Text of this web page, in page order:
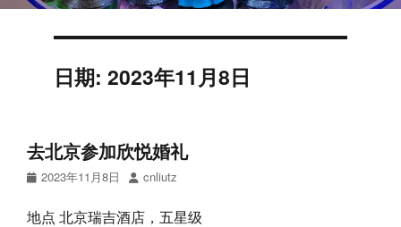
日期: 2023年11月8日
去北京参加欣悦婚礼
Posted
2023年11月8日 Authorcnliutz
地点 北京瑞吉酒店，五星级